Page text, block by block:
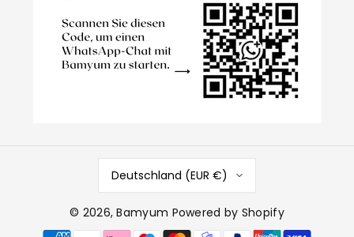
Deutschland (EUR €)
© 2026,Bamyum Powered by Shopify